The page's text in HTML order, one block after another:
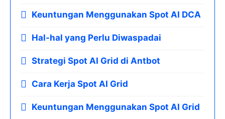
Keuntungan Menggunakan Spot AI DCA
Hal-hal yang Perlu Diwaspadai
Strategi Spot AI Grid di Antbot
Cara Kerja Spot AI Grid
Keuntungan Menggunakan Spot AI Grid